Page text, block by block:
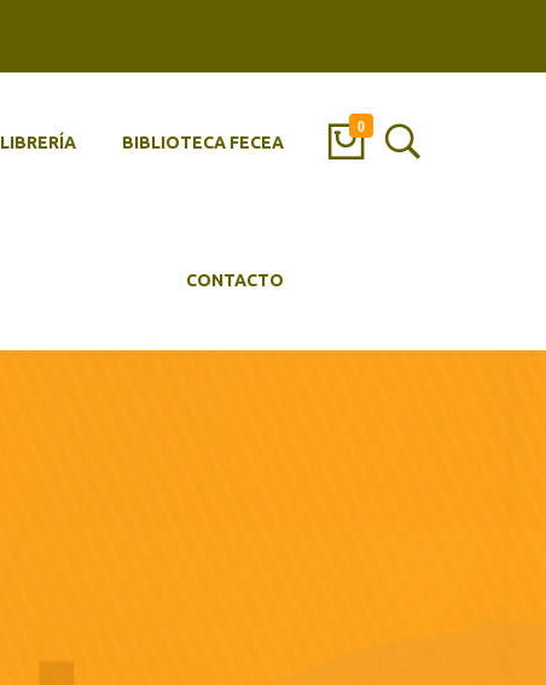
0
LIBRERÍA BIBLIOTECA FECEA
CONTACTO